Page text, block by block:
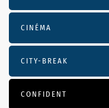
CINÉMA
CITY-BREAK
CONFIDENT